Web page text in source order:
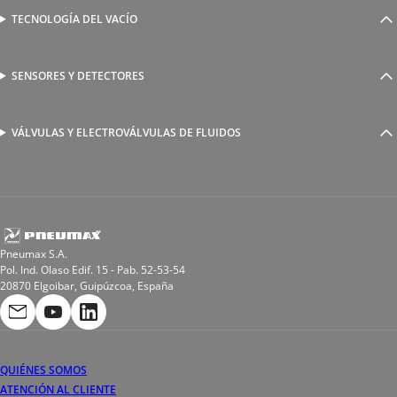
Válvulas complementarias
Racores rápidos
Reguladores de caudal
Racores para soldadura
TECNOLOGÍA DEL VACÍO
Ventosas
Válvulas y electroválvulas
SENSORES Y DETECTORES
Detectores magnéticos
VÁLVULAS Y ELECTROVÁLVULAS DE FLUIDOS
Electroválvulas de acción directa
Bobinas
Pneumax S.A.
Pol. Ind. Olaso Edif. 15 - Pab. 52-53-54
20870 Elgoibar, Guipúzcoa, España
QUIÉNES SOMOS
ATENCIÓN AL CLIENTE